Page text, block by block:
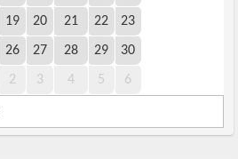
19 20 21 22 23
26 27 28 29 30
2 3 4 5 6